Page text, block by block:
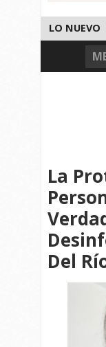
LO NUEVO
Enamora el Regional
Autoridades de
La
Del